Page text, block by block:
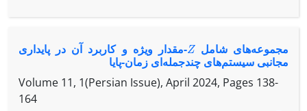
قاب‌های درهم‌تنیده،
و
CP
که اخیرا معرفی شده‌اند، با استفاده از چند قاب متفاوت
مجموعه‌های شامل ‎-Z ‎مقدار ویژه و کاربرد آن در پایداری
مجانبی سیستم‌های چند‌جمله‌ای زمان-پایا
Volume 11, 1(Persian Issue), April 2024, Pages 138-
164